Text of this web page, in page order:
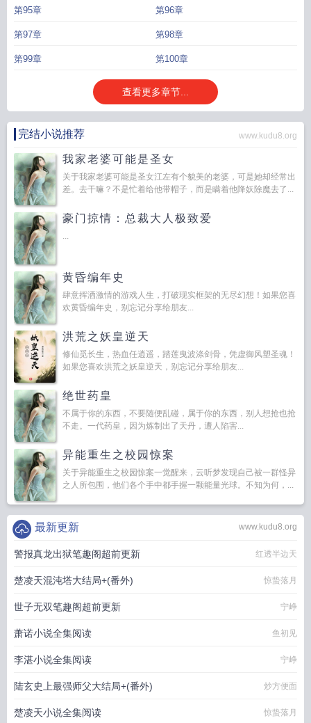
第95章 第96章
第97章 第98章
第99章 第100章
查看更多章节...
完结小说推荐 www.kudu8.org
我家老婆可能是圣女
关于我家老婆可能是圣女江左有个貌美的老婆，可是她却经常出
差。去干嘛？不是忙着给他带帽子，而是瞒着他降妖除魔去了...
豪门掠情：总裁大人极致爱
...
黄昏编年史
肆意挥洒激情的游戏人生，打破现实框架的无尽幻想！如果您喜
欢黄昏编年史，别忘记分享给朋友...
洪荒之妖皇逆天
修仙觅长生，热血任逍遥，踏莲曳波涤剑骨，凭虚御风塑圣魂！
如果您喜欢洪荒之妖皇逆天，别忘记分享给朋友...
绝世药皇
不属于你的东西，不要随便乱碰，属于你的东西，别人想抢也抢
不走。一代药皇，因为炼制出了天丹，遭人陷害...
异能重生之校园惊案
关于异能重生之校园惊案一觉醒来，云听梦发现自己被一群怪异
之人所包围，他们各个手中都手握一颗能量光球。不知为何，...
www.kudu8.org
最新更新
警报真龙出狱笔趣阁超前更新 红透半边天
楚凌天混沌塔大结局+(番外) 惊蛰落月
世子无双笔趣阁超前更新 宁峥
萧诺小说全集阅读 鱼初见
李湛小说全集阅读 宁峥
陆玄史上最强师父大结局+(番外) 炒方便面
楚凌天小说全集阅读 惊蛰落月